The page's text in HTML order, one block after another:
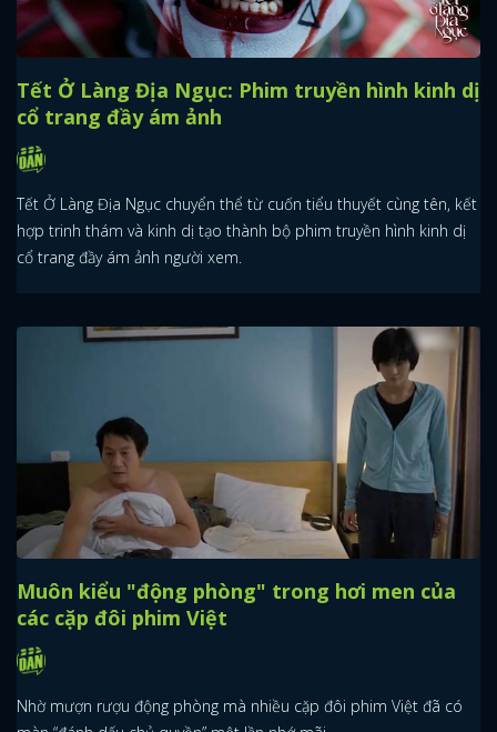
Tết Ở Làng Địa Ngục: Phim truyền hình kinh dị
cổ trang đầy ám ảnh
Tết Ở Làng Địa Ngục chuyển thể từ cuốn tiểu thuyết cùng tên, kết
hợp trinh thám và kinh dị tạo thành bộ phim truyền hình kinh dị
cổ trang đầy ám ảnh người xem.
Muôn kiểu "động phòng" trong hơi men của
các cặp đôi phim Việt
Nhờ mượn rượu động phòng mà nhiều cặp đôi phim Việt đã có